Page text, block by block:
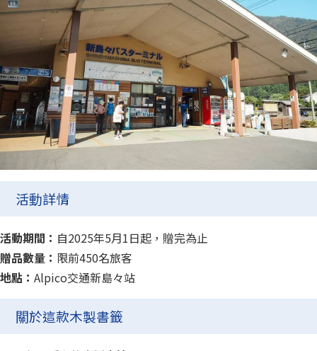
活動詳情
活動期間： 自2025年5月1日起，贈完為止
贈品數量： 限前450名旅客
地點： Alpico交通新島々站
關於這款木製書籤